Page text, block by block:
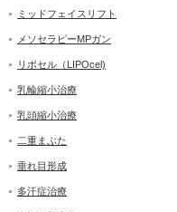
ミッドフェイスリフト
メソセラピーMPガン
リポセル（LIPOcel)
乳輪縮小治療
乳頭縮小治療
二重まぶた
垂れ目形成
多汗症治療